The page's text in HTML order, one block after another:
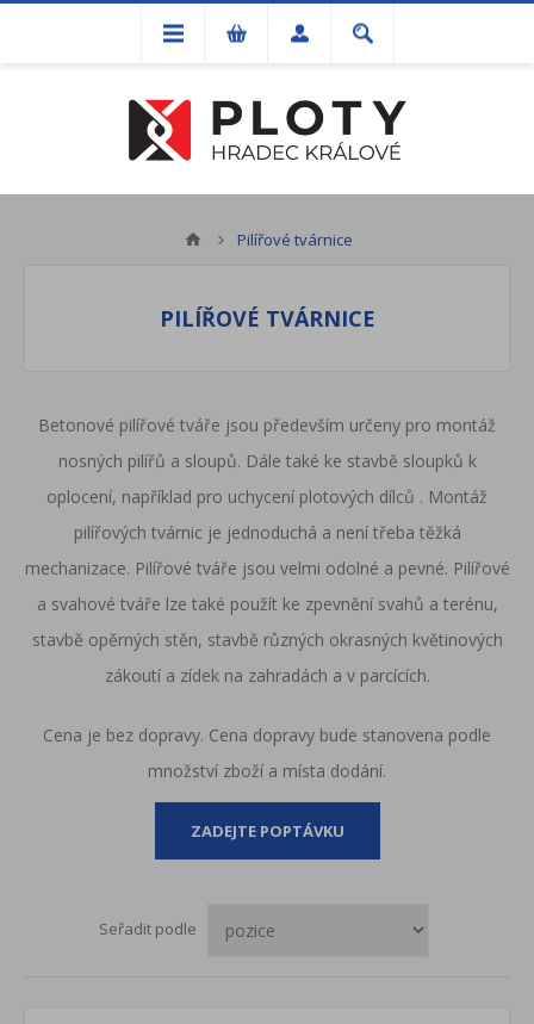
Pilířové tvárnice
PILÍŘOVÉ TVÁRNICE
Betonové pilířové tváře jsou především určeny pro montáž
nosných pilířů a sloupů. Dále také ke stavbě sloupků k
oplocení, například pro uchycení plotových dílců . Montáž
pilířových tvárnic je jednoduchá a není třeba těžká
mechanizace. Pilířové tváře jsou velmi odolné a pevné. Pilířové
a svahové tváře lze také použít ke zpevnění svahů a terénu,
stavbě opěrných stěn, stavbě různých okrasných květinových
zákoutí a zídek na zahradách a v parcících.
Cena je bez dopravy. Cena dopravy bude stanovena podle
množství zboží a místa dodání.
ZADEJTE POPTÁVKU
Seřadit podle